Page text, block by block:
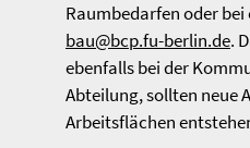
Raumbedarfen oder
bau@bcp.fu-berlin.de.
ebenfalls bei der
Abteilung, sollten neue
Arbeitsflächen